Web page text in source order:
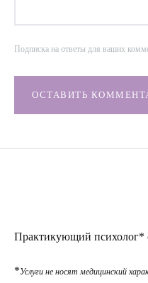
Подписка на ответы для ваших
ОСТАВИТЬ
Практикующий психолог*
*Услуги не носят медицинский